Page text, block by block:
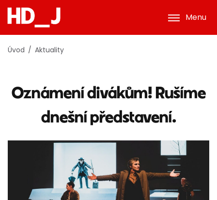
Menu
Úvod Aktuality
Oznámení divákům! Rušíme
dnešní představení.